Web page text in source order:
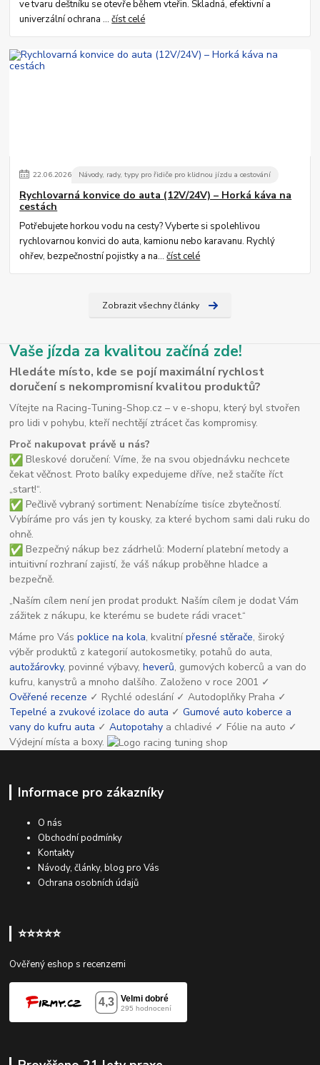
ve tvaru deštníku se otevře během vteřin. Skladná, efektivní a
univerzální ochrana ...číst celé
22.06.2026 Návody, rady, typy pro řidiče pro klidnou jízdu a cestování
Rychlovarná konvice do auta (12V/24V) – Horká káva na
cestách
Potřebujete horkou vodu na cesty? Vyberte si spolehlivou
rychlovarnou konvici do auta, kamionu nebo karavanu. Rychlý
ohřev, bezpečnostní pojistky a na...číst celé
Zobrazit všechny články
Vaše jízda za kvalitou začíná zde!
Hledáte místo, kde se pojí maximální rychlost
doručení s nekompromisní kvalitou produktů?
Vítejte na Racing-Tuning-Shop.cz – v e-shopu, který byl stvořen
pro lidi v pohybu, kteří nechtějí ztrácet čas kompromisy.
Proč nakupovat právě u nás?
Bleskové doručení: Víme, že na svou objednávku nechcete
čekat věčnost. Proto balíky expedujeme dříve, než stačíte říct
„start!“.
Pečlivě vybraný sortiment: Nenabízíme tisíce zbytečností.
Vybíráme pro vás jen ty kousky, za které bychom sami dali ruku do
ohně.
Bezpečný nákup bez zádrhelů: Moderní platební metody a
intuitivní rozhraní zajistí, že váš nákup proběhne hladce a
bezpečně.
„Naším cílem není jen prodat produkt. Naším cílem je dodat Vám
zážitek z nákupu, ke kterému se budete rádi vracet.“
Máme pro Váspoklice na kola, kvalitnípřesné stěrače, široký
výběr produktů z kategorií autokosmetiky, potahů do auta,
autožárovky, povinné výbavy,heverů, gumových koberců a van do
kufru, kanystrů a mnoho dalšího. Založeno v roce 2001 ✓
Ověřené recenze ✓ Rychlé odeslání ✓ Autodoplňky Praha ✓
Tepelné a zvukové izolace do auta ✓Gumové auto koberce a
vany do kufru auta ✓Autopotahy a chladivé ✓ Fólie na auto ✓
Výdejní místa a boxy.
Informace pro zákazníky
O nás
Obchodní podmínky
Kontakty
Návody, články, blog pro Vás
Ochrana osobních údajů
⭐⭐⭐⭐⭐
Ověřený eshop s recenzemi